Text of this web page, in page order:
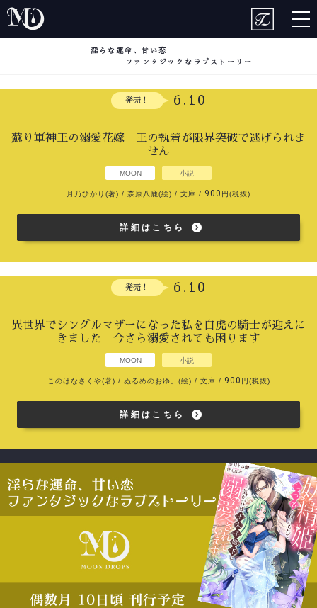
淫らな運命、甘い恋
ファンタジックなラブストーリー
発売！ 6.10
蘇り軍神王の溺愛花嫁 王の執着が限界突破で逃げられま
せん
MOON 小説
月乃ひかり(著) / 森原八鹿(絵) / 文庫 / 900 円(税抜)
詳細はこちら
発売！ 6.10
異世界でシングルマザーになった私を白虎の騎士が迎えに
きました 今さら溺愛されても困ります
MOON 小説
このはなさくや(著) / ぬるめのおゆ。(絵) / 文庫 / 900 円(税抜)
詳細はこちら